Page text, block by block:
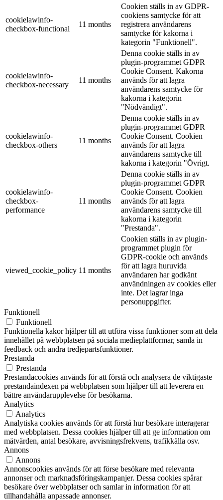
cookielawinfo-
checkbox-functional
11 months
Cookien ställs in av GDPR-
cookiens samtycke för att
registrera användarens
samtycke för kakorna i
kategorin "Funktionell".
cookielawinfo-
checkbox-necessary
11 months
Denna cookie ställs in av
plugin-programmet GDPR
Cookie Consent. Kakorna
används för att lagra
användarens samtycke för
kakorna i kategorin
"Nödvändigt".
cookielawinfo-
checkbox-others
11 months
Denna cookie ställs in av
plugin-programmet GDPR
Cookie Consent. Cookien
används för att lagra
användarens samtycke till
kakorna i kategorin "Övrigt.
cookielawinfo-
checkbox-
performance
11 months
Denna cookie ställs in av
plugin-programmet GDPR
Cookie Consent. Cookien
används för att lagra
användarens samtycke till
kakorna i kategorin
"Prestanda".
viewed_cookie_policy 11 months
Cookien ställs in av plugin-
programmet plugin för
GDPR-cookie och används
för att lagra huruvida
användaren har godkänt
användningen av cookies eller
inte. Det lagrar inga
personuppgifter.
Funktionell
Funktionell
Funktionella kakor hjälper till att utföra vissa funktioner som att dela
innehållet på webbplatsen på sociala medieplattformar, samla in
feedback och andra tredjepartsfunktioner.
Prestanda
Prestanda
Prestandacookies används för att förstå och analysera de viktigaste
prestandaindexen på webbplatsen som hjälper till att leverera en
bättre användarupplevelse för besökarna.
Analytics
Analytics
Analytiska cookies används för att förstå hur besökare interagerar
med webbplatsen. Dessa cookies hjälper till att ge information om
mätvärden, antal besökare, avvisningsfrekvens, trafikkälla osv.
Annons
Annons
Annonscookies används för att förse besökare med relevanta
annonser och marknadsföringskampanjer. Dessa cookies spårar
besökare över webbplatser och samlar in information för att
tillhandahålla anpassade annonser.